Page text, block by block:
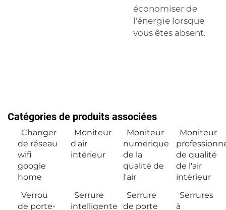
économiser de
l'énergie lorsque
vous êtes absent.
Catégories de produits associées
Changer
de réseau
wifi
google
home
Moniteur
d'air
intérieur
Moniteur
numérique
de la
qualité de
l'air
Moniteur
de qualité
de l'air
intérieur
Verrou
de porte-
Serrure
intelligente
Serrure
de porte
Serrures
à